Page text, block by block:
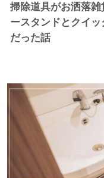
掃除道具がお洒落
ースタンドとクイ
だった話